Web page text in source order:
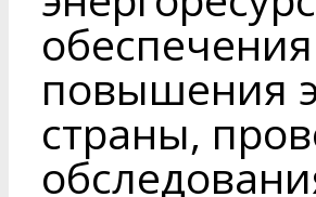
повышения
страны,